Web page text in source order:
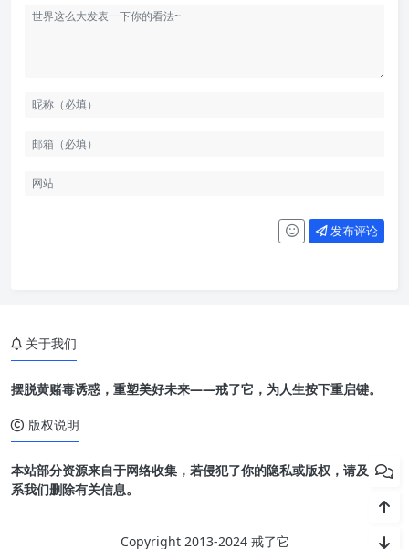
发布评论
关于我们
摆脱黄赌毒诱惑，重塑美好未来——戒了它，为人生按下重启键。
版权说明
本站部分资源来自于网络收集，若侵犯了你的隐私或版权，请及时联
系我们删除有关信息。
Copyright 2013-2024 戒了它